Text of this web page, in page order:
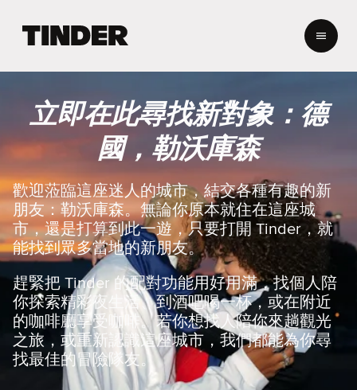
e
r
頁
立即在此尋找新對象：德
國，勒沃庫森
歡迎蒞臨這座迷人的城市，結交各種有趣的新
朋友：勒沃庫森。無論你原本就住在這座城
市，還是打算到此一遊，只要打開 Tinder，就
能找到眾多當地的新朋友。
趕緊把 Tinder 的配對功能用好用滿，找個人陪
你探索精彩夜生活、到酒吧喝一杯，或在附近
的咖啡廳享受咖啡。若你想找人陪你來趟觀光
之旅，或重新認識這座城市，我們都能為你尋
找最佳的冒險隊友。